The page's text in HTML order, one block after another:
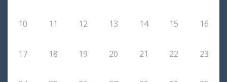
10 11 12 13 14 15 16
17 18 19 20 21 22 23